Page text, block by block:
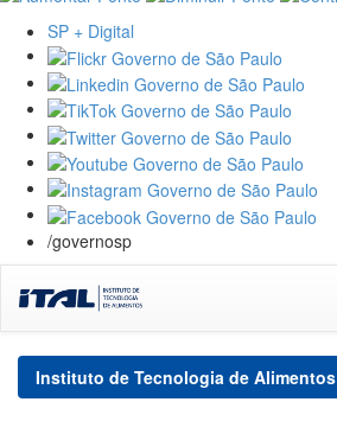
SP + Digital
/governosp
navigation
Instituto de Tecnologia de Alimentos